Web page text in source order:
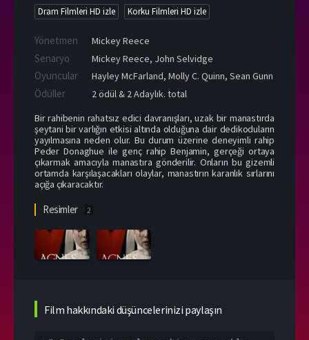
Dram Filmleri HD izle Korku Filmleri HD izle
Yönetmen Mickey Reece
Senaryo Mickey Reece, John Selvidge
Oyuncular Hayley McFarland, Molly C. Quinn, Sean Gunn
Ödüller
2 ödül & 2 Adaylık. total
Bir rahibenin rahatsız edici davranışları, uzak bir manastırda
şeytani bir varlığın etkisi altında olduğuna dair dedikoduların
yayılmasına neden olur. Bu durum üzerine deneyimli rahip
Peder Donaghue ile genç rahip Benjamin, gerçeği ortaya
çıkarmak amacıyla manastıra gönderilir. Onların bu gizemli
ortamda karşılaşacakları olaylar, manastırın karanlık sırlarını
açığa çıkaracaktır.
Resimler 2
Film hakkındaki düşüncelerinizi paylaşın